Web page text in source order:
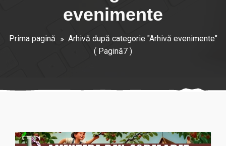
evenimente
Prima pagină
Arhivă după categorie "Arhivă evenimente"
( Pagină7 )